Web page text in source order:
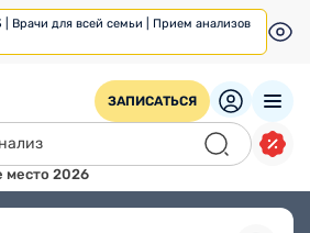
Врачи для всей семьи | Прием анализов
ЗАПИСАТЬСЯ
место 2026